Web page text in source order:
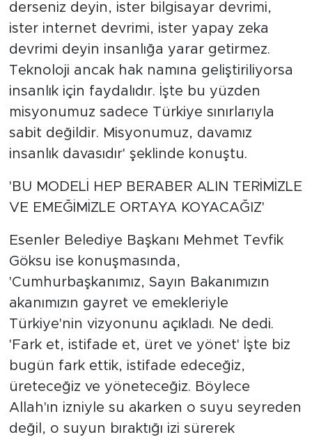
derseniz deyin, ister bilgisayar devrimi,
ister internet devrimi, ister yapay zeka
devrimi deyin insanlığa yarar getirmez.
Teknoloji ancak hak namına geliştiriliyorsa
insanlık için faydalıdır. İşte bu yüzden
misyonumuz sadece Türkiye sınırlarıyla
sabit değildir. Misyonumuz, davamız
insanlık davasıdır' şeklinde konuştu.
'BU MODELİ HEP BERABER ALIN TERİMİZLE
VE EMEĞİMİZLE ORTAYA KOYACAĞIZ'
Esenler Belediye Başkanı Mehmet Tevfik
Göksu ise konuşmasında,
'Cumhurbaşkanımız, Sayın Bakanımızın
akanımızın gayret ve emekleriyle
Türkiye'nin vizyonunu açıkladı. Ne dedi.
'Fark et, istifade et, üret ve yönet' İşte biz
bugün fark ettik, istifade edeceğiz,
üreteceğiz ve yöneteceğiz. Böylece
Allah'ın izniyle su akarken o suyu seyreden
değil, o suyun bıraktığı izi sürerek